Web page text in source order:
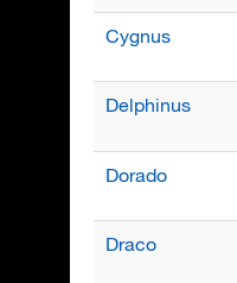
Cygnus
Delphinus
Dorado
Draco